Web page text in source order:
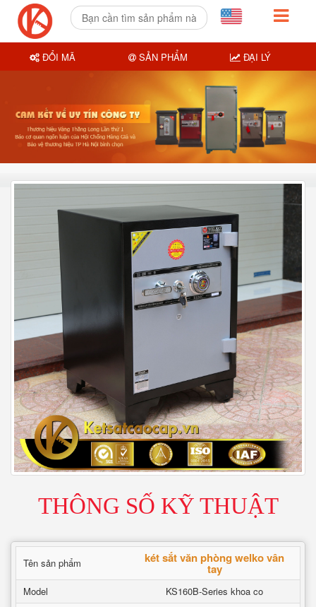
THÔNG SỐ KỸ THUẬT
Tên sản phẩm két sắt văn phòng welko vân
tay
Model
KS160B-Series khoa co
ĐỔI MÃ SẢN PHẨM ĐẠI LÝ